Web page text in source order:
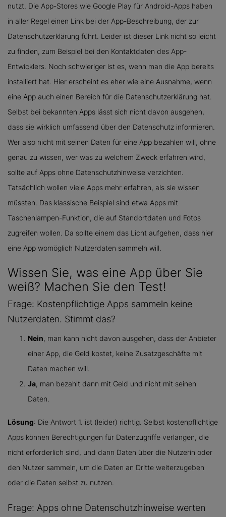
nutzt. Die App-Stores wie Google Play für Android-Apps haben
in aller Regel einen Link bei der App-Beschreibung, der zur
Datenschutzerklärung führt. Leider ist dieser Link nicht so leicht
zu finden, zum Beispiel bei den Kontaktdaten des App-
Entwicklers. Noch schwieriger ist es, wenn man die App bereits
installiert hat. Hier erscheint es eher wie eine Ausnahme, wenn
eine App auch einen Bereich für die Datenschutzerklärung hat.
Selbst bei bekannten Apps lässt sich nicht davon ausgehen,
dass sie wirklich umfassend über den Datenschutz informieren.
Wer also nicht mit seinen Daten für eine App bezahlen will, ohne
genau zu wissen, wer was zu welchem Zweck erfahren wird,
sollte auf Apps ohne Datenschutzhinweise verzichten.
Tatsächlich wollen viele Apps mehr erfahren, als sie wissen
müssten. Das klassische Beispiel sind etwa Apps mit
Taschenlampen-Funktion, die auf Standortdaten und Fotos
zugreifen wollen. Da sollte einem das Licht aufgehen, dass hier
eine App womöglich Nutzerdaten sammeln will.
Wissen Sie, was eine App über Sie
weiß? Machen Sie den Test!
Frage: Kostenpflichtige Apps sammeln keine
Nutzerdaten. Stimmt das?
Nein, man kann nicht davon ausgehen, dass der Anbieter
einer App, die Geld kostet, keine Zusatzgeschäfte mit
Daten machen will.
Ja, man bezahlt dann mit Geld und nicht mit seinen
Daten.
Lösung: Die Antwort 1. ist (leider) richtig. Selbst kostenpflichtige
Apps können Berechtigungen für Datenzugriffe verlangen, die
nicht erforderlich sind, und dann Daten über die Nutzerin oder
den Nutzer sammeln, um die Daten an Dritte weiterzugeben
oder die Daten selbst zu nutzen.
Frage: Apps ohne Datenschutzhinweise werten